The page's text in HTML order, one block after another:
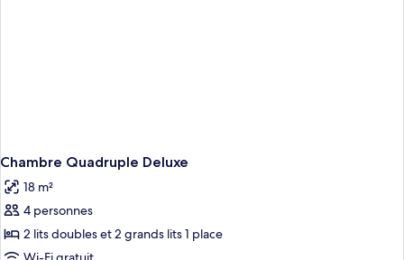
Chambre Quadruple Deluxe
18 m²
4 personnes
2 lits doubles et 2 grands lits 1 place